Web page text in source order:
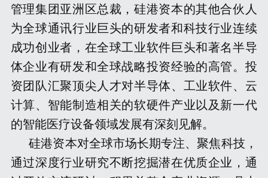
管理集团亚洲区总裁，硅港资本的其他合伙人
为全球通讯行业巨头的研发者和科技行业连续
成功创业者，在全球工业软件巨头和著名半导
体企业有研发和全球战略投资经验的高管。投
资团队汇聚顶尖人才对半导体、工业软件、云
计算、智能制造相关的软硬件产业以及新一代
的智能医疗设备领域发展有深刻见解。
硅港资本对全球市场长期专注、聚焦科技，
通过深度行业研究不断挖掘潜在优质企业，通